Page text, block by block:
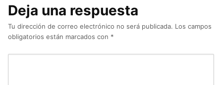
Deja una respuesta
Tu dirección de correo electrónico no será publicada. Los campos
obligatorios están marcados con *